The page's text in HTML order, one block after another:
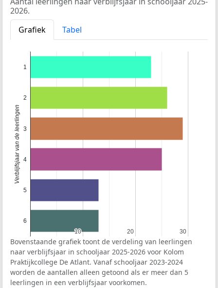
2026.
Grafiek
Tabel
10
10 20
20 30
30
1
2
3
4
5
6
Verblijfsjaar van de leerlingen
Bovenstaande grafiek toont de verdeling van leerlingen
naar verblijfsjaar in schooljaar 2025-2026 voor Kolom
Praktijkcollege De Atlant. Vanaf schooljaar 2023-2024
worden de aantallen alleen getoond als er meer dan 5
leerlingen in een verblijfsjaar voorkomen.